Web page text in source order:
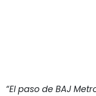
“El paso de BAJ